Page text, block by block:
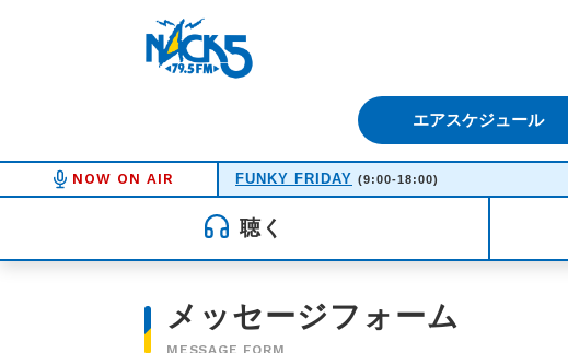
エアスケジュール
NOW ON AIR FUNKY FRIDAY (9:00-18:00)
聴く
メッセージフォーム
MESSAGE FORM